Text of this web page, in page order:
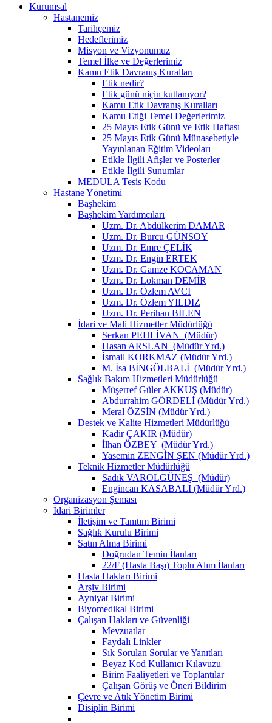
Kurumsal
Hastanemiz
Tarihçemiz
Hedeflerimiz
Misyon ve Vizyonumuz
Temel İlke ve Değerlerimiz
Kamu Etik Davranış Kuralları
Etik nedir?
Etik günü niçin kutlanıyor?
Kamu Etik Davranış Kuralları
Kamu Etiği Temel Değerlerimiz
25 Mayıs Etik Günü ve Etik Haftası
25 Mayıs Etik Günü Münasebetiyle
Yayınlanan Eğitim Videoları
Etikle İlgili Afişler ve Posterler
Etikle İlgili Sunumlar
MEDULA Tesis Kodu
Hastane Yönetimi
Başhekim
Başhekim Yardımcıları
Uzm. Dr. Abdülkerim DAMAR
Uzm. Dr. Burcu GÜNSOY
Uzm. Dr. Emre ÇELİK
Uzm. Dr. Engin ERTEK
Uzm. Dr. Gamze KOCAMAN
Uzm. Dr. Lokman DEMİR
Uzm. Dr. Özlem AVCI
Uzm. Dr. Özlem YILDIZ
Uzm. Dr. Perihan BİLEN
İdari ve Mali Hizmetler Müdürlüğü
Serkan PEHLİVAN (Müdür)
Hasan ARSLAN (Müdür Yrd.)
İsmail KORKMAZ (Müdür Yrd.)
M. İsa BİNGÖLBALİ (Müdür Yrd.)
Sağlık Bakım Hizmetleri Müdürlüğü
Müşerref Güler AKKUŞ (Müdür)
Abdurrahim GÖRDELİ (Müdür Yrd.)
Meral ÖZSİN (Müdür Yrd.)
Destek ve Kalite Hizmetleri Müdürlüğü
Kadir ÇAKIR (Müdür)
İlhan ÖZBEY (Müdür Yrd.)
Yasemin ZENGİN ŞEN (Müdür Yrd.)
Teknik Hizmetler Müdürlüğü
Sadık VAROLGÜNEŞ (Müdür)
Engincan KASABALI (Müdür Yrd.)
Organizasyon Şeması
İdari Birimler
İletişim ve Tanıtım Birimi
Sağlık Kurulu Birimi
Satın Alma Birimi
Doğrudan Temin İlanları
22/F (Hasta Başı) Toplu Alım İlanları
Hasta Hakları Birimi
Arşiv Birimi
Ayniyat Birimi
Biyomedikal Birimi
Çalışan Hakları ve Güvenliği
Mevzuatlar
Faydalı Linkler
Sık Sorulan Sorular ve Yanıtları
Beyaz Kod Kullanıcı Kılavuzu
Birim Faaliyetleri ve Toplantılar
Çalışan Görüş ve Öneri Bildirim
Çevre ve Atık Yönetim Birimi
Disiplin Birimi